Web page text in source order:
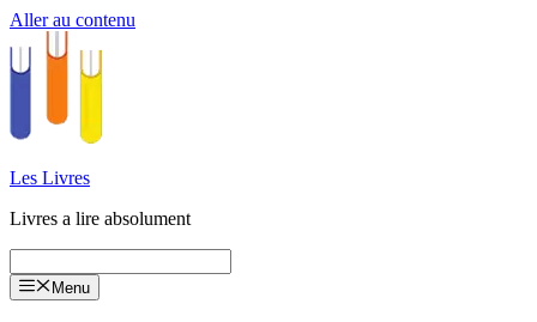
Aller au contenu
Les Livres
Livres a lire absolument
Menu